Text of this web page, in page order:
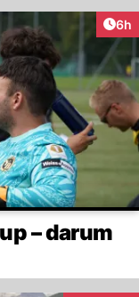
6h
– darum